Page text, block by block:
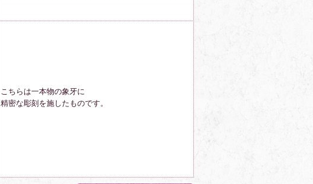
こちらは一本物の象牙に
精密な彫刻を施したものです。